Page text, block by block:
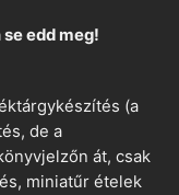
edd meg!
(a
de a
át, csak
miniatűr ételek